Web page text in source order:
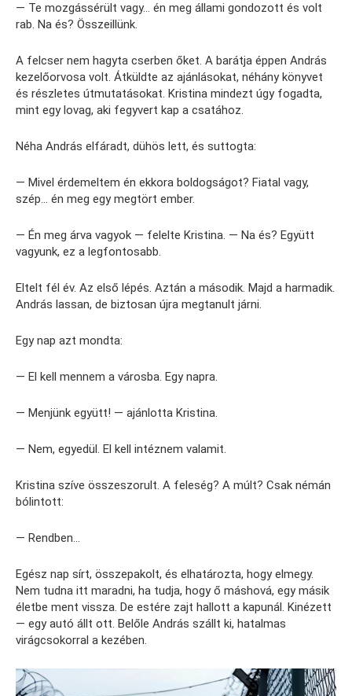
— Te mozgássérült vagy… én meg állami gondozott és volt
rab. Na és? Összeillünk.
A felcser nem hagyta cserben őket. A barátja éppen András
kezelőorvosa volt. Átküldte az ajánlásokat, néhány könyvet
és részletes útmutatásokat. Kristina mindezt úgy fogadta,
mint egy lovag, aki fegyvert kap a csatához.
Néha András elfáradt, dühös lett, és suttogta:
— Mivel érdemeltem én ekkora boldogságot? Fiatal vagy,
szép… én meg egy megtört ember.
— Én meg árva vagyok — felelte Kristina. — Na és? Együtt
vagyunk, ez a legfontosabb.
Eltelt fél év. Az első lépés. Aztán a második. Majd a harmadik.
András lassan, de biztosan újra megtanult járni.
Egy nap azt mondta:
— El kell mennem a városba. Egy napra.
— Menjünk együtt! — ajánlotta Kristina.
— Nem, egyedül. El kell intéznem valamit.
Kristina szíve összeszorult. A feleség? A múlt? Csak némán
bólintott:
— Rendben…
Egész nap sírt, összepakolt, és elhatározta, hogy elmegy.
Nem tudna itt maradni, ha tudja, hogy ő máshová, egy másik
életbe ment vissza. De estére zajt hallott a kapunál. Kinézett
— egy autó állt ott. Belőle András szállt ki, hatalmas
virágcsokorral a kezében.